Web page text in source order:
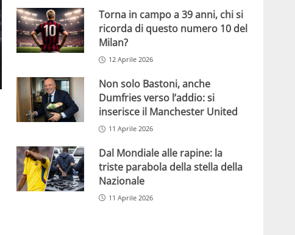
Torna in campo a 39 anni, chi si
ricorda di questo numero 10 del
Milan?
12 Aprile 2026
Non solo Bastoni, anche
Dumfries verso l’addio: si
inserisce il Manchester United
11 Aprile 2026
Dal Mondiale alle rapine: la
triste parabola della stella della
Nazionale
11 Aprile 2026